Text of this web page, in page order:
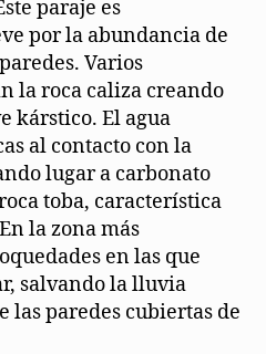
paraje es
por la abundancia de
Varios
la roca caliza creando
kárstico. El agua
al contacto con la
lugar a carbonato
toba, característica
la zona más
en las que
salvando la lluvia
las paredes cubiertas de